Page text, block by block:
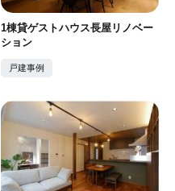
1棟貸ゲストハウス長屋リノベー
ション
戸建事例